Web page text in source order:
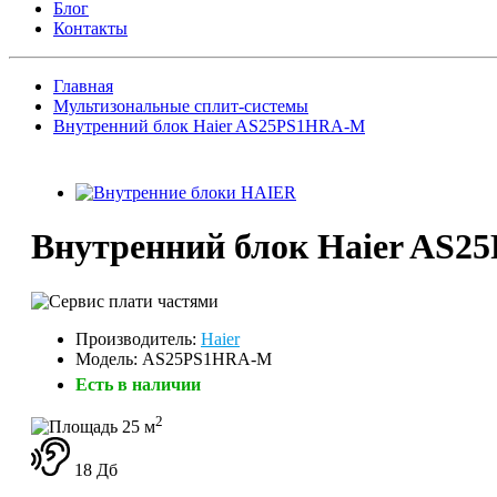
Блог
Контакты
Главная
Мультизональные сплит-системы
Внутренний блок Haier AS25PS1HRA-M
Внутренний блок Haier
Производитель: Haier
Модель: AS25PS1HRA-M
Есть в наличии
25 м2
18 Дб